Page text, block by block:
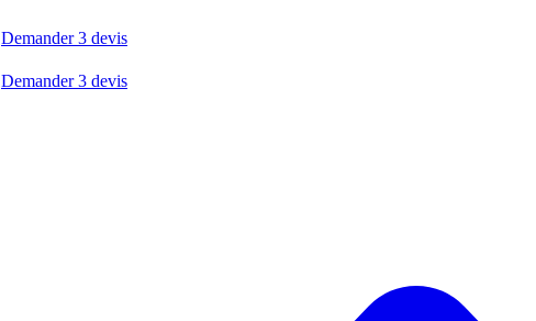
Demander 3 devis
Demander 3 devis